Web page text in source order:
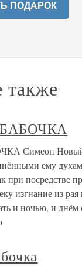
ПОДАРОК
также
Симеон Новый
ему
при посредстве
изгнание из рая
и ночью, и днём